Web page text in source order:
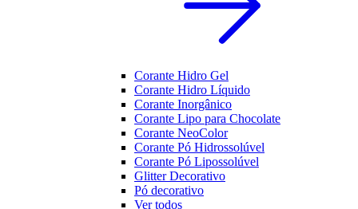
Corante Hidro Gel
Corante Hidro Líquido
Corante Inorgânico
Corante Lipo para Chocolate
Corante NeoColor
Corante Pó Hidrossolúvel
Corante Pó Lipossolúvel
Glitter Decorativo
Pó decorativo
Ver todos